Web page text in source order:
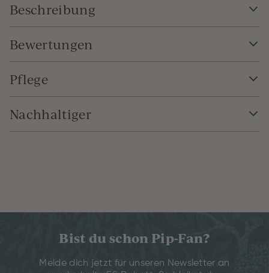
Beschreibung
Bewertungen
Pflege
Nachhaltiger
Bist du schon Pip-Fan?
Melde dich jetzt für unseren Newsletter an